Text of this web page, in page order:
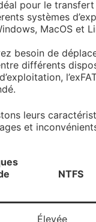
pour le
systèmes
MacOS et
besoin de
différents
leurs
et
NTFS
Élevée